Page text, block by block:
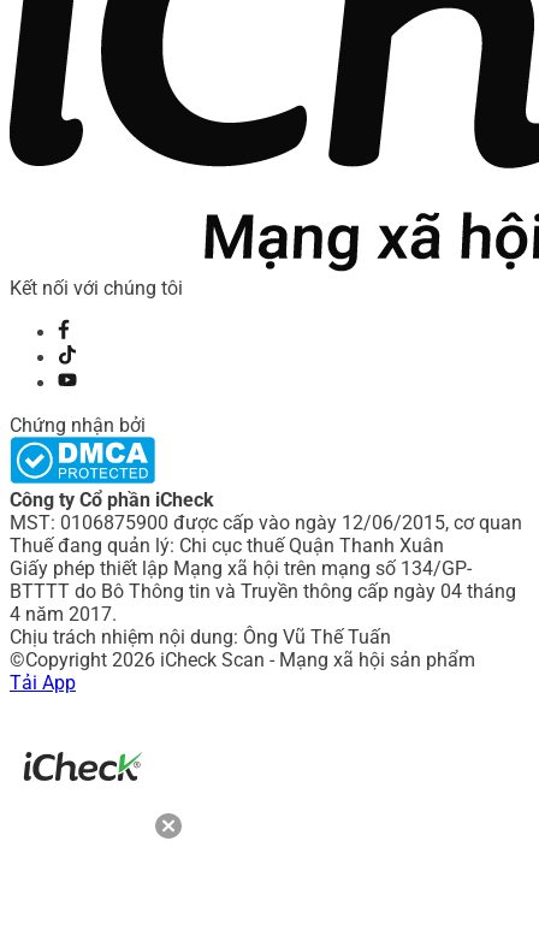
Kết nối với chúng tôi
Chứng nhận bởi
Công ty Cổ phần iCheck
MST: 0106875900 được cấp vào ngày 12/06/2015, cơ quan
Thuế đang quản lý: Chi cục thuế Quận Thanh Xuân
Giấy phép thiết lập Mạng xã hội trên mạng số 134/GP-
BTTTT do Bô Thông tin và Truyền thông cấp ngày 04 tháng
4 năm 2017.
Chịu trách nhiệm nội dung: Ông Vũ Thế Tuấn
©Copyright 2026 iCheck Scan - Mạng xã hội sản phẩm
Tải App